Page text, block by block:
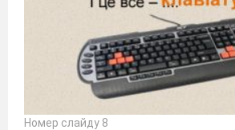
Номер слайду 8